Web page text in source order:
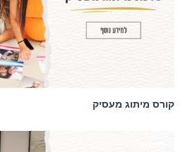
קורס מיתוג מעסיק